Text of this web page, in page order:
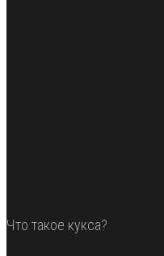
Что такое кукса?